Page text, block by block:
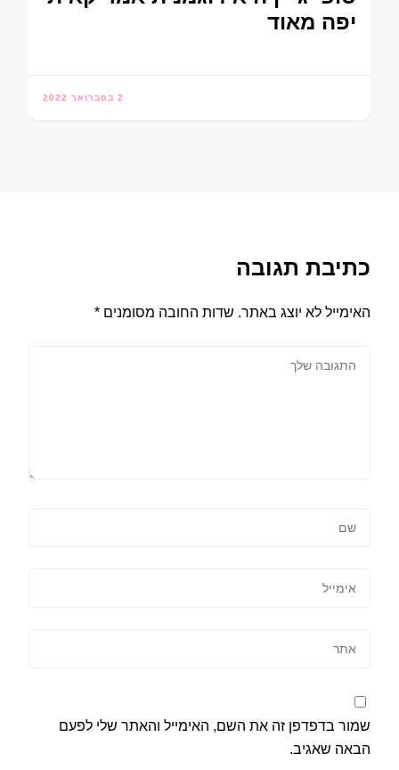
יפה מאוד
2 בפברואר 2022
כתיבת תגובה
האימייל לא יוצג באתר. שדות החובה מסומנים *
שמור בדפדפן זה את השם, האימייל והאתר שלי לפעם
הבאה שאגיב.